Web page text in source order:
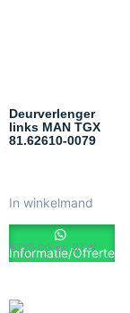
Deurverlenger
links MAN TGX
81.62610-0079
€225.00 ex. BTW
In winkelmand
Informatie/Offerte